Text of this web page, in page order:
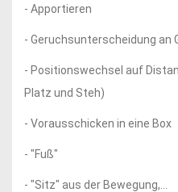
- Apportieren
- Geruchsunterscheidung an
- Positionswechsel auf
Platz und Steh)
- Vorausschicken in eine Box
- "Fuß"
- "Sitz" aus der Bewegung,...